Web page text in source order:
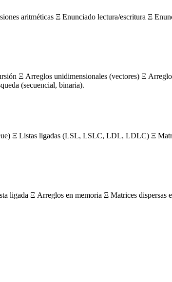
aritméticas Ξ Enunciado lectura/escritura Ξ
Ξ Arreglos unidimensionales (vectores) Ξ
(secuencial, binaria).
Ξ Listas ligadas (LSL, LSLC, LDL, LDLC) Ξ
ligada Ξ Arreglos en memoria Ξ Matrices dispersas